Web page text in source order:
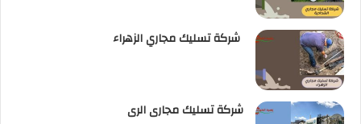
شركة تسليك مجاري الزهراء
شركة تسليك مجارى الرى